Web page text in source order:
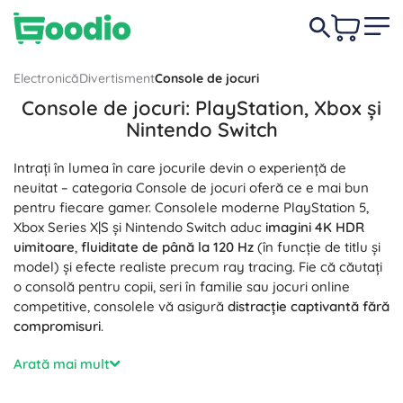
ElectronicăDivertismentConsole de jocuri
Console de jocuri: PlayStation, Xbox și
Nintendo Switch
Intrați în lumea în care jocurile devin o experiență de
neuitat – categoria Console de jocuri oferă ce e mai bun
pentru fiecare gamer. Consolele moderne PlayStation 5,
Xbox Series X|S și Nintendo Switch aduc imagini 4K HDR
uimitoare, fluiditate de până la 120 Hz (în funcție de titlu și
model) și efecte realiste precum ray tracing. Fie că căutați
o consolă pentru copii, seri în familie sau jocuri online
competitive, consolele vă asigură distracție captivantă fără
compromisuri.
Procesoarele și cipurile grafice puternice, împreună cu
stocarea SSD rapidă
Arată mai mult